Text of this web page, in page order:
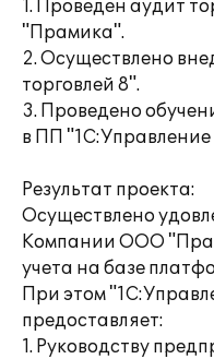
1. Проведен аудит
"Прамика".
2. Осуществлено
торговлей 8".
3. Проведено
в ПП "1С:Управление
Результат проекта:
Осуществлено
Компании ООО
учета на базе
При этом
предоставляет:
1. Руководству